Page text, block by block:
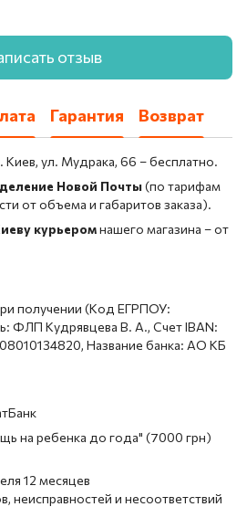
отзыв
Гарантия Возврат
Киев, ул. Мудрака, 66 – бесплатно.
Новой Почты(по тарифам
от объема и габаритов заказа).
курьеромнашего магазина – от
получении (Код ЕГРПОУ:
ФЛП Кудрявцева В. А., Счет IBAN:
Название банка: АО КБ
на ребенка до года" (7000 грн)
12 месяцев
неисправностей и несоответствий